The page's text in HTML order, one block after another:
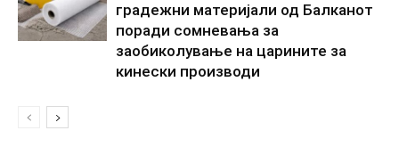
градежни материјали од Балканот
поради сомневања за
заобиколување на царините за
кинески производи